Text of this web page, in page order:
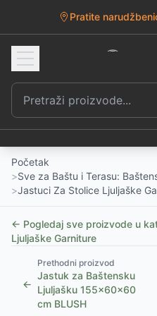
Pratite
Početak
>Sve za Baštu i Terasu:
>Jastuci Za Stolice Ljuljaške
← Pogledaj sve proizvode u
Ljuljaške Garniture
←
Prethodni proizvod
Jastuk za Baštensku
Ljuljašku 155x60x60
cm BLUSH